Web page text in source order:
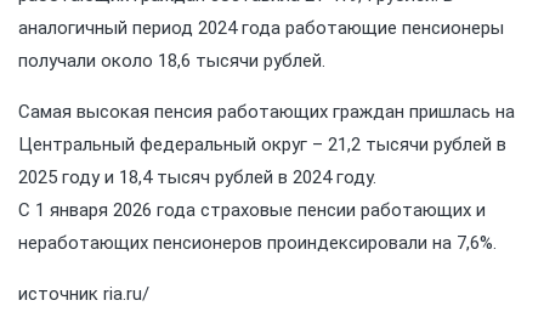
аналогичный период 2024 года работающие пенсионеры
получали около 18,6 тысячи рублей.
Самая высокая пенсия работающих граждан пришлась на
Центральный федеральный округ – 21,2 тысячи рублей в
2025 году и 18,4 тысяч рублей в 2024 году.
С 1 января 2026 года страховые пенсии работающих и
неработающих пенсионеров проиндексировали на 7,6%.
источник ria.ru/